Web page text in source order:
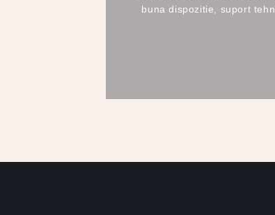
buna dispozitie, suport